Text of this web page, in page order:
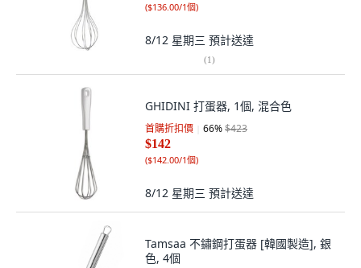
($136.00/1個)
8/12 星期三 預計送達
(1)
GHIDINI 打蛋器, 1個, 混合色
首購折扣價 66%$423
$142
($142.00/1個)
8/12 星期三 預計送達
Tamsaa 不鏽鋼打蛋器 [韓國製造], 銀
色, 4個